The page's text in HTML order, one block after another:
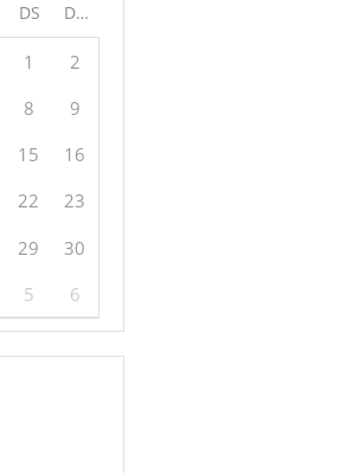
DS DG
1
2
8
9
15
16
22
23
29
30
5 6